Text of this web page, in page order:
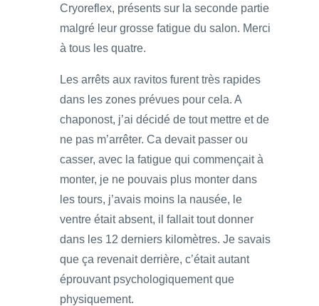
Cryoreflex, présents sur la seconde partie
malgré leur grosse fatigue du salon. Merci
à tous les quatre.
Les arrêts aux ravitos furent très rapides
dans les zones prévues pour cela. A
chaponost, j’ai décidé de tout mettre et de
ne pas m’arrêter. Ca devait passer ou
casser, avec la fatigue qui commençait à
monter, je ne pouvais plus monter dans
les tours, j’avais moins la nausée, le
ventre était absent, il fallait tout donner
dans les 12 derniers kilomètres. Je savais
que ça revenait derrière, c’était autant
éprouvant psychologiquement que
physiquement.